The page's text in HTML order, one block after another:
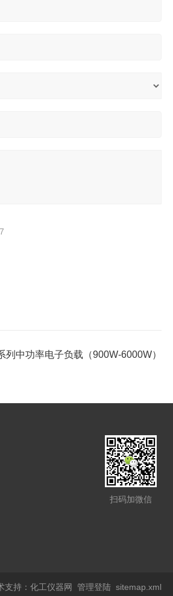
列中功率电子负载（900W-6000W）
扫码加微信
支持：化工仪器网 管理登陆 sitemap.xml